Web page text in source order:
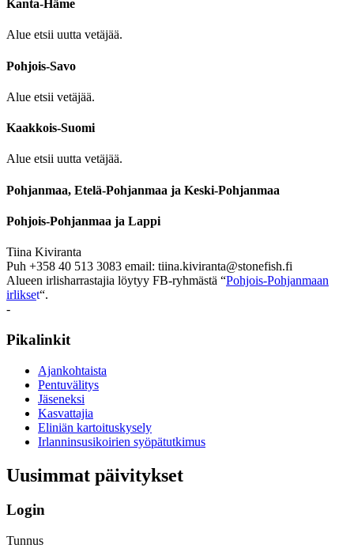
Kanta-Häme
Alue etsii uutta vetäjää.
Pohjois-Savo
Alue etsii vetäjää.
Kaakkois-Suomi
Alue etsii uutta vetäjää.
Pohjanmaa, Etelä-Pohjanmaa ja Keski-Pohjanmaa
Pohjois-Pohjanmaa ja Lappi
Tiina Kiviranta
Puh +358 40 513 3083 email: tiina.kiviranta@stonefish.fi
Alueen irlisharrastajia löytyy FB-ryhmästä “Pohjois-Pohjanmaan
irlikset“.
-
Sivupalkki
Pikalinkit
Ajankohtaista
Pentuvälitys
Jäseneksi
Kasvattajia
Eliniän kartoituskysely
Irlanninsusikoirien syöpätutkimus
Uusimmat päivitykset
Login
Tunnus